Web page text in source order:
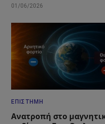
01/06/2026
ΕΠΙΣΤΉΜΗ
Ανατροπή στο